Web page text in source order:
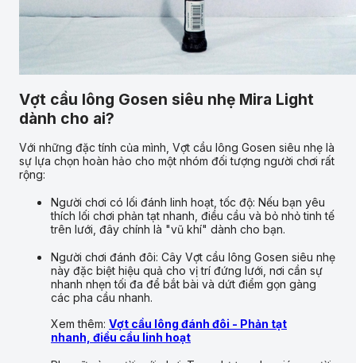
Vợt cầu lông Gosen siêu nhẹ Mira Light
dành cho ai?
Với những đặc tính của mình, Vợt cầu lông Gosen siêu nhẹ là
sự lựa chọn hoàn hảo cho một nhóm đối tượng người chơi rất
rộng:
Người chơi có lối đánh linh hoạt, tốc độ: Nếu bạn yêu
thích lối chơi phản tạt nhanh, điều cầu và bỏ nhỏ tinh tế
trên lưới, đây chính là "vũ khí" dành cho bạn.
Người chơi đánh đôi: Cây Vợt cầu lông Gosen siêu nhẹ
này đặc biệt hiệu quả cho vị trí đứng lưới, nơi cần sự
nhanh nhẹn tối đa để bắt bài và dứt điểm gọn gàng
các pha cầu nhanh.
Xem thêm: Vợt cầu lông đánh đôi - Phản tạt
nhanh, điều cầu linh hoạt